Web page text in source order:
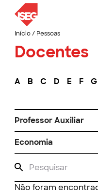
Início/ Pessoas
Docentes
A B C D E F G
Professor Auxiliar
Economia
Não foram